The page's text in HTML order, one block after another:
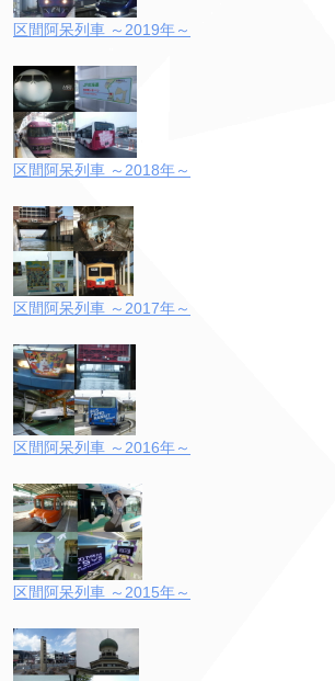
区間阿呆列車 ～2019年～
区間阿呆列車 ～2018年～
区間阿呆列車 ～2017年～
区間阿呆列車 ～2016年～
区間阿呆列車 ～2015年～